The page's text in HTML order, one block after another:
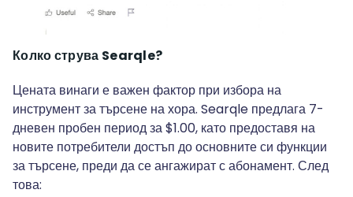
Колко струва Searqle?
Цената винаги е важен фактор при избора на
инструмент за търсене на хора. Searqle предлага 7-
дневен пробен период за $1.00, като предоставя на
новите потребители достъп до основните си функции
за търсене, преди да се ангажират с абонамент. След
това: